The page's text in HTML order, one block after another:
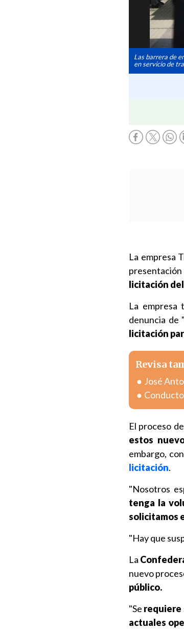
Las barrera de
en servicio de
La empresa
licitación
La empresa
denuncia de "
licitación
Revisa
José
El proceso
estos
embargo,
licitación.
"Nosotros
tenga la
solicitamos
"Hay que
La
nuevo
público.
"Se requiere
actuales